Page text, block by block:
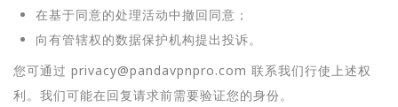
在基于同意的处理活动中撤回同意；
向有管辖权的数据保护机构提出投诉。
您可通过 privacy@pandavpnpro.com 联系我们行使上述权
利。我们可能在回复请求前需要验证您的身份。